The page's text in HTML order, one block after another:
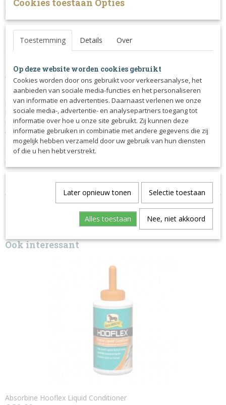
de hoef. Het is onomstotelijk bewezen dat Duo Hoef de
Gebruiksaanwijzing:
Bij slechte hoeven adviseren wij om de hoef gedurende 14
dagen iedere dag met Duo Hoef te behandelen. Vervolgens
jaar door. Men zal versteld staan van de verbeteringen.
Duo Hoef is niet alleen voor slechte hoeven. Ook een goede
hoef verdient de nodige verzorging. Daarom adviseren wij
iedereen, die Duo Hoef gebruikt, minimaal twee keer per
week de hoeven van uw paard of pony in te vetten. Strijk
vanaf de kroonrand naar beneden en smeer de hele hoef
goed in. Na 2 á 3 weken zult u resultaten merken van de hoef.
Ook bij droge straal (de onderkant van de hoef) één keer per
week insmeren.
Inhoud: 1000 ml
Ook interessant
Absorbine Hooflex Liquid Conditioner
Cookies toestaan Opties
Toestemming Details Over
Op deze website worden cookies gebruikt
Cookies worden door ons gebruikt voor verkeersanalyse, het
aanbieden van sociale media-functies en het personaliseren
van informatie en advertenties. Daarnaast verlenen we onze
sociale media-, advertentie- en analysepartners toegang tot
informatie over hoe u onze site gebruikt. Zij kunnen deze
informatie gebruiken in combinatie met andere gegevens die zij
mogelijk hebben verzameld door uw gebruik van hun diensten
of die u hen hebt verstrekt.
Later opnieuw tonen Selectie toestaan
Alles toestaan Nee, niet akkoord